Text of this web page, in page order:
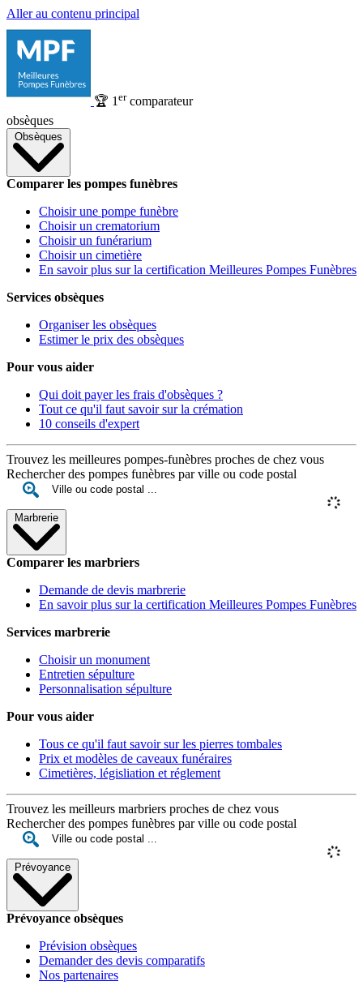
Aller au contenu principal
🏆 1 ercomparateur
obsèques
Obsèques
Comparer les pompes funèbres
Choisir une pompe funèbre
Choisir un crematorium
Choisir un funérarium
Choisir un cimetière
En savoir plus sur la certification Meilleures Pompes Funèbres
Services obsèques
Organiser les obsèques
Estimer le prix des obsèques
Pour vous aider
Qui doit payer les frais d'obsèques ?
Tout ce qu'il faut savoir sur la crémation
10 conseils d'expert
Trouvez les meilleures pompes-funèbres proches de chez vous
Rechercher des pompes funèbres par ville ou code postal
Marbrerie
Comparer les marbriers
Demande de devis marbrerie
En savoir plus sur la certification Meilleures Pompes Funèbres
Services marbrerie
Choisir un monument
Entretien sépulture
Personnalisation sépulture
Pour vous aider
Tous ce qu'il faut savoir sur les pierres tombales
Prix et modèles de caveaux funéraires
Cimetières, législiation et réglement
Trouvez les meilleurs marbriers proches de chez vous
Rechercher des pompes funèbres par ville ou code postal
Prévoyance
Prévoyance obsèques
Prévision obsèques
Demander des devis comparatifs
Nos partenaires